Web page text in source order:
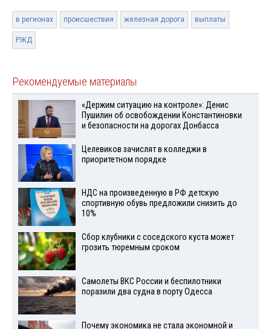
в регионах происшествия железная дорога выплаты
РЖД
Рекомендуемые материалы
«Держим ситуацию на контроле»: Денис
Пушилин об освобождении Константиновки
и безопасности на дорогах Донбасса
Целевиков зачислят в колледжи в
приоритетном порядке
НДС на произведенную в РФ детскую
спортивную обувь предложили снизить до
10%
Сбор клубники с соседского куста может
грозить тюремным сроком
Самолеты ВКС России и беспилотники
поразили два судна в порту Одесса
Почему экономика не стала экономной и